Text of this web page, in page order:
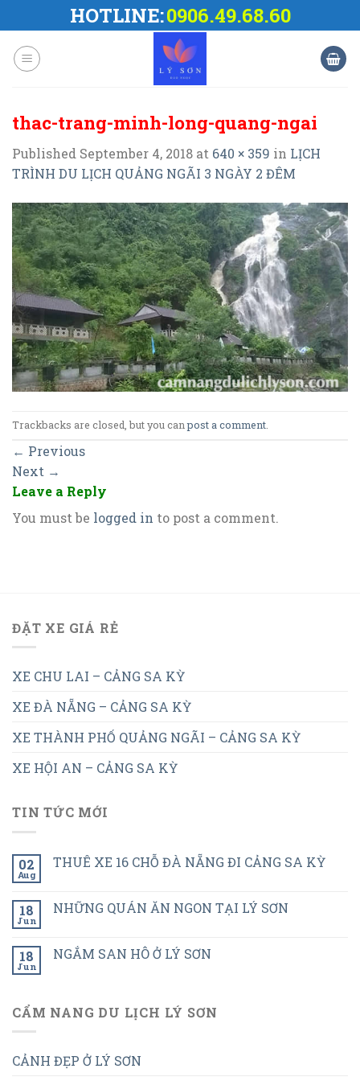
to
content
HOTLINE:0906.49.68.60
thac-trang-minh-long-quang-ngai
Published September 4, 2018 at 640 × 359 in LỊCH
TRÌNH DU LỊCH QUẢNG NGÃI 3 NGÀY 2 ĐÊM
Trackbacks are closed, but you canpost a comment.
← Previous
Next →
Leave a Reply
You must be logged in to post a comment.
ĐẶT XE GIÁ RẺ
XE CHU LAI – CẢNG SA KỲ
XE ĐÀ NẴNG – CẢNG SA KỲ
XE THÀNH PHỐ QUẢNG NGÃI – CẢNG SA KỲ
XE HỘI AN – CẢNG SA KỲ
TIN TỨC MỚI
02
Aug
THUÊ XE 16 CHỖ ĐÀ NẴNG ĐI CẢNG SA KỲ
18
Jun
NHỮNG QUÁN ĂN NGON TẠI LÝ SƠN
18
Jun
NGẮM SAN HÔ Ở LÝ SƠN
CẨM NANG DU LỊCH LÝ SƠN
CẢNH ĐẸP Ở LÝ SƠN